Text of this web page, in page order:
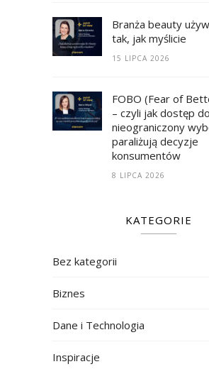
Branża beauty
tak, jak myślicie
15 LIPCA 2026
FOBO (Fear of
– czyli jak dostęp
nieograniczony
paraliżują decyzje
konsumentów
8 LIPCA 2026
KATEGORIE
Bez kategorii
Biznes
Dane i Technologia
Inspiracje